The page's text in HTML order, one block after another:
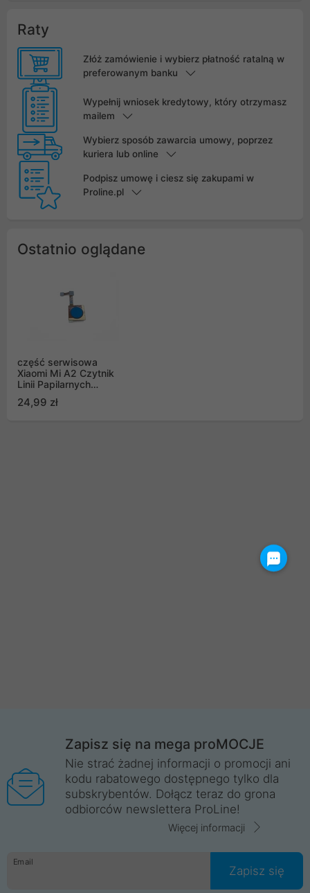
Raty
Złóż zamówienie i wybierz płatność ratalną w
preferowanym banku
Wypełnij wniosek kredytowy, który otrzymasz
mailem
Wybierz sposób zawarcia umowy, poprzez
kuriera lub online
Podpisz umowę i ciesz się zakupami w
Proline.pl
Ostatnio oglądane
część serwisowa
Xiaomi Mi A2 Czytnik
Linii Papilarnych
24,99 zł
Zapisz się na mega proMOCJE
Nie strać żadnej informacji o promocji ani
kodu rabatowego dostępnego tylko dla
subskrybentów. Dołącz teraz do grona
odbiorców newslettera ProLine!
Więcej informacji
Email
Zapisz się